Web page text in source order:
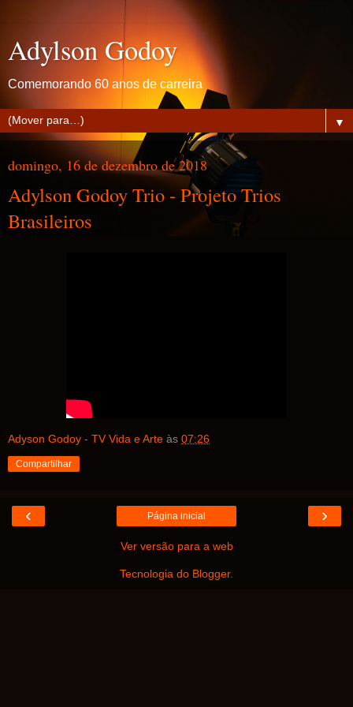
Adylson Godoy
Comemorando 60 anos de carreira
▼
domingo, 16 de dezembro de 2018
Adylson Godoy Trio - Projeto Trios
Brasileiros
Adyson Godoy - TV Vida e Arte às 07:26
Compartilhar
‹ ›
Página inicial
Ver versão para a web
Tecnologia do Blogger.